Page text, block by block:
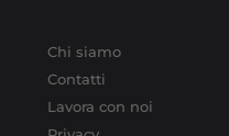
Chi siamo
Contatti
Lavora con noi